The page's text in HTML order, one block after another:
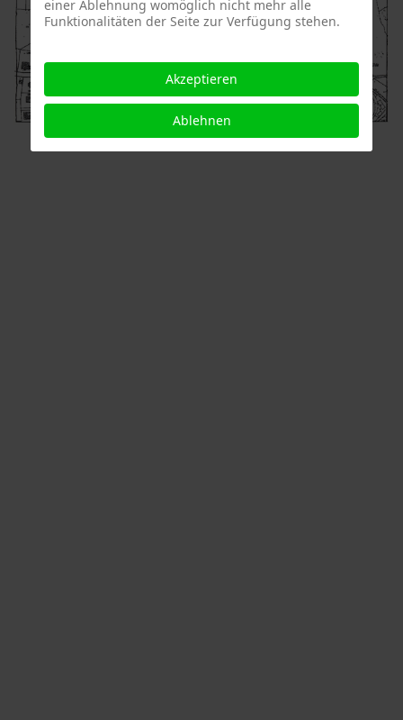
einer Ablehnung womöglich nicht mehr alle
Funktionalitäten der Seite zur Verfügung stehen.
Akzeptieren
Ablehnen